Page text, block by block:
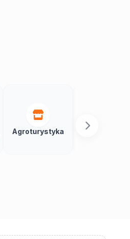
Agroturystyka